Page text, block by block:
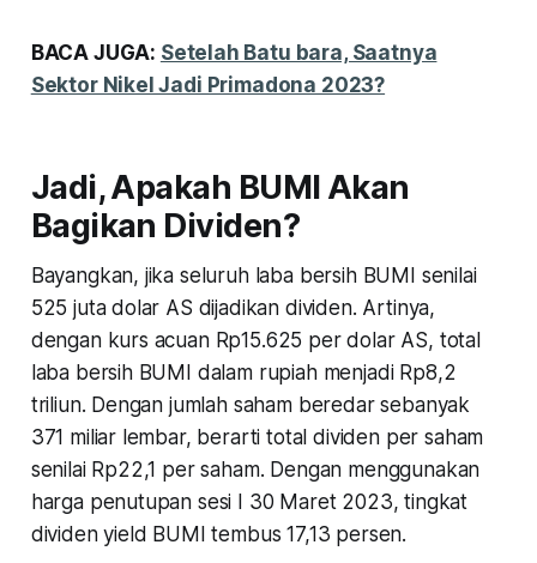
BACA JUGA: Setelah Batu bara, Saatnya
Sektor Nikel Jadi Primadona 2023?
Jadi, Apakah BUMI Akan
Bagikan Dividen?
Bayangkan, jika seluruh laba bersih BUMI senilai
525 juta dolar AS dijadikan dividen. Artinya,
dengan kurs acuan Rp15.625 per dolar AS, total
laba bersih BUMI dalam rupiah menjadi Rp8,2
triliun. Dengan jumlah saham beredar sebanyak
371 miliar lembar, berarti total dividen per saham
senilai Rp22,1 per saham. Dengan menggunakan
harga penutupan sesi I 30 Maret 2023, tingkat
dividen yield BUMI tembus 17,13 persen.